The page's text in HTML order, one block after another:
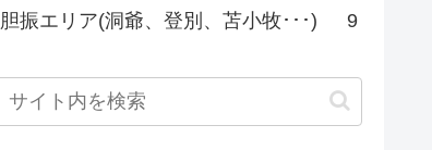
胆振エリア(洞爺、登別、苫小牧･･･) 9